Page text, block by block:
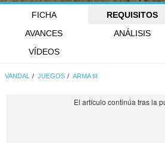
FICHA REQUISITOS
AVANCES
ANÁLISIS
VÍDEOS
VANDAL JUEGOS ARMA III